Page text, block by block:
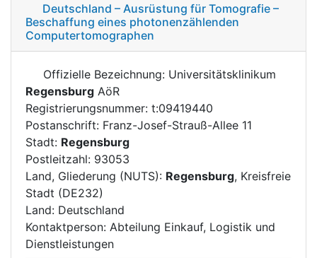
Deutschland – Ausrüstung für Tomografie –
Beschaffung eines photonenzählenden
Computertomographen
Offizielle Bezeichnung: Universitätsklinikum
Regensburg AöR
Registrierungsnummer: t:09419440
Postanschrift: Franz-Josef-Strauß-Allee 11
Stadt: Regensburg
Postleitzahl: 93053
Land, Gliederung (NUTS): Regensburg, Kreisfreie
Stadt (DE232)
Land: Deutschland
Kontaktperson: Abteilung Einkauf, Logistik und
Dienstleistungen